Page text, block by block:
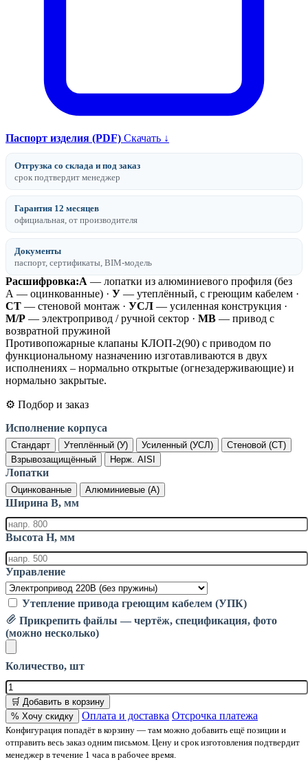
Паспорт изделия (PDF) Скачать ↓
Отгрузка со склада и под заказ
срок подтвердит менеджер
Гарантия 12 месяцев
официальная, от производителя
Документы
паспорт, сертификаты, BIM-модель
Расшифровка:А — лопатки из алюминиевого профиля (без
А — оцинкованные) · У — утеплённый, с греющим кабелем ·
СТ — стеновой монтаж · УСЛ — усиленная конструкция ·
М/Р — электропривод / ручной сектор · МВ — привод с
возвратной пружиной
Противопожарные клапаны КЛОП-2(90) с приводом по
функциональному назначению изготавливаются в двух
исполнениях – нормально открытые (огнезадерживающие) и
нормально закрытые.
⚙️ Подбор и заказ
Исполнение корпуса
Стандарт Утеплённый (У) Усиленный (УСЛ)
Стеновой (СТ)
Взрывозащищённый
Нерж. AISI
Лопатки
Оцинкованные Алюминиевые (А)
Ширина B, мм
Высота H, мм
Управление
Утепление привода греющим кабелем (УПК)
Прикрепить файлы — чертёж, спецификация, фото
(можно несколько)
Количество, шт
🛒 Добавить в корзину
% Хочу скидку
Оплата и доставка Отсрочка платежа
Конфигурация попадёт в корзину — там можно добавить ещё позиции и
отправить весь заказ одним письмом. Цену и срок изготовления подтвердит
менеджер в течение 1 часа в рабочее время.